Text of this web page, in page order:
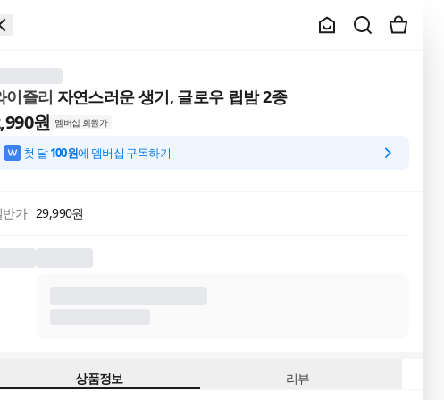
이즐리 자연스러운 생기, 글로우 립밤 2종
원 멤버십 회원가
첫 달100원에 멤버십 구독하기
반가 29,990원
상품정보 리뷰